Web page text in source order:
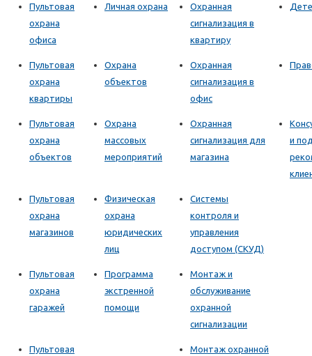
Пультовая
охрана
офиса
Личная охрана
Охранная
сигнализация в
квартиру
Пультовая
охрана
квартиры
Охрана
объектов
Охранная
сигнализация в
офис
Пультовая
охрана
объектов
Охрана
массовых
мероприятий
Охранная
сигнализация для
магазина
и
Пультовая
охрана
магазинов
Физическая
охрана
юридических
лиц
Системы
контроля и
управления
доступом (СКУД)
Пультовая
охрана
гаражей
Программа
экстренной
помощи
Монтаж и
обслуживание
охранной
сигнализации
Пультовая Монтаж охранной